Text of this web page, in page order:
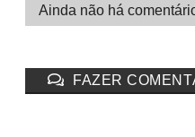
FAZER
Ainda não há